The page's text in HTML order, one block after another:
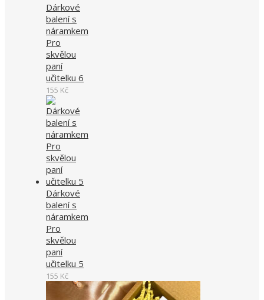
Dárkové
balení s
náramkem
Pro
skvělou
paní
učitelku 6
155 Kč
Dárkové
balení s
náramkem
Pro
skvělou
paní
učitelku 5
155 Kč